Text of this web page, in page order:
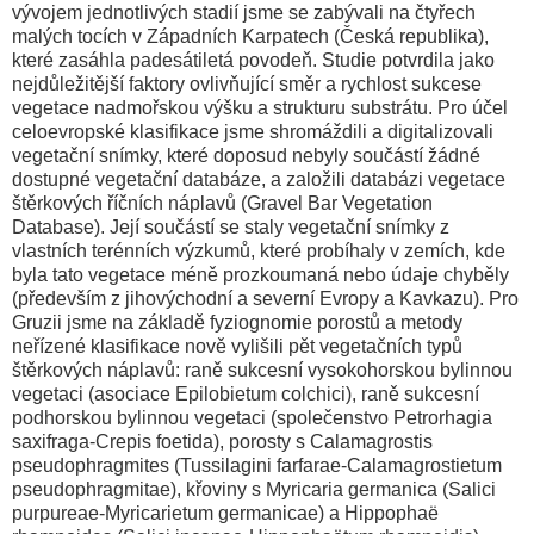
vývojem jednotlivých stadií jsme se zabývali na čtyřech
malých tocích v Západních Karpatech (Česká republika),
které zasáhla padesátiletá povodeň. Studie potvrdila jako
nejdůležitější faktory ovlivňující směr a rychlost sukcese
vegetace nadmořskou výšku a strukturu substrátu. Pro účel
celoevropské klasifikace jsme shromáždili a digitalizovali
vegetační snímky, které doposud nebyly součástí žádné
dostupné vegetační databáze, a založili databázi vegetace
štěrkových říčních náplavů (Gravel Bar Vegetation
Database). Její součástí se staly vegetační snímky z
vlastních terénních výzkumů, které probíhaly v zemích, kde
byla tato vegetace méně prozkoumaná nebo údaje chyběly
(především z jihovýchodní a severní Evropy a Kavkazu). Pro
Gruzii jsme na základě fyziognomie porostů a metody
neřízené klasifikace nově vylišili pět vegetačních typů
štěrkových náplavů: raně sukcesní vysokohorskou bylinnou
vegetaci (asociace Epilobietum colchici), raně sukcesní
podhorskou bylinnou vegetaci (společenstvo Petrorhagia
saxifraga-Crepis foetida), porosty s Calamagrostis
pseudophragmites (Tussilagini farfarae-Calamagrostietum
pseudophragmitae), křoviny s Myricaria germanica (Salici
purpureae-Myricarietum germanicae) a Hippophaë